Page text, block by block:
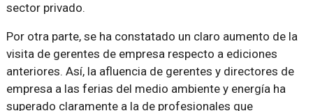
sector privado.
Por otra parte, se ha constatado un claro aumento de la
visita de gerentes de empresa respecto a ediciones
anteriores. Así, la afluencia de gerentes y directores de
empresa a las ferias del medio ambiente y energía ha
superado claramente a la de profesionales que